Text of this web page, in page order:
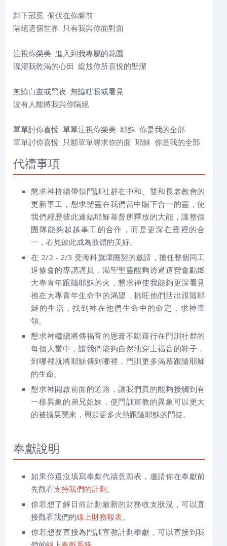
卸下冠冕 俯伏在你腳前
隔絕這個世界 只有我與你面對面
注視你榮美 進入到我專屬的花園
澆灌我乾渴的心田 綻放你所喜悅的聖潔
無論白晝或黑夜 無論瞎眼或看見
沒有人能將我與你隔絕
單單討你喜悅 單單注視你榮美 耶穌 你是我的全部
單單討你喜悅 只願單單尋求你的面 耶穌 你是我的全部
代禱事項
懇求神持續帶領門訓社群在中和、雙和長老教會的
更新事工，懇求聖靈在我們當中賜下合一的靈，使
我們經歷彼此連結耶穌基督所釋放的大能，讓整個
團隊能夠超越事工的合作，而是更深在靈裡的合
一，看見彼此成為肢體的美好。
在 2/2 - 2/3 受海科旗津團契的邀請，擔任整個同工
退修會的專講講員，渴望聖靈能夠透過這營會點燃
大專青年跟隨耶穌的火，懇求神使我能夠更深看見
祂在大專青年生命中的渴望，挑旺他們活出跟隨耶
穌的生活，找到神在他們生命中的命定，求神帶
領。
懇求神繼續將傳福音的恩膏不斷運行在門訓社群的
每個人當中，讓我們能夠自然地穿上福音的鞋子，
到哪裡就將耶穌傳到哪裡，門訓更多渴慕跟隨耶穌
的生命。
懇求神開啟前面的道路，讓我們真的能夠接觸到有
一樣異象的弟兄姐妹， 使門訓宣教的異象可以更大
的被擴展開來，興起更多火熱跟隨耶穌的門徒。
奉獻說明
如果你還沒填寫奉獻代禱意願表，邀請你在奉獻前
先觀看支持我們的計劃。
你若想了解目前計劃最新的財務收支狀況，可以直
接觀看我們的線上財務報表。
你若想要直接為門訓宣教計劃奉獻，可以直接到我